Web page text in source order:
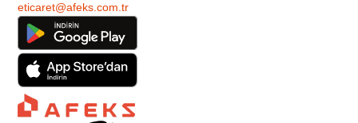
eticaret@afeks.com.tr